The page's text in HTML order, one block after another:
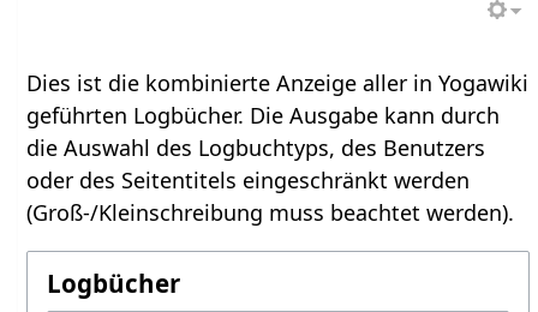
Dies ist die kombinierte Anzeige aller in Yogawiki
geführten Logbücher. Die Ausgabe kann durch
die Auswahl des Logbuchtyps, des Benutzers
oder des Seitentitels eingeschränkt werden
(Groß-/Kleinschreibung muss beachtet werden).
Logbücher